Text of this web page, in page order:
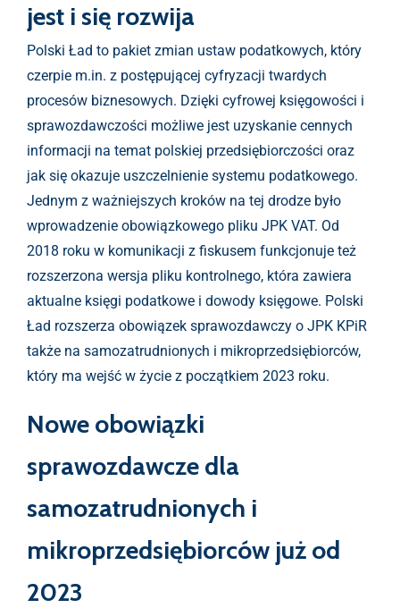
jest i się rozwija
Polski Ład to pakiet zmian ustaw podatkowych, który
czerpie m.in. z postępującej cyfryzacji twardych
procesów biznesowych. Dzięki cyfrowej księgowości i
sprawozdawczości możliwe jest uzyskanie cennych
informacji na temat polskiej przedsiębiorczości oraz
jak się okazuje uszczelnienie systemu podatkowego.
Jednym z ważniejszych kroków na tej drodze było
wprowadzenie obowiązkowego pliku JPK VAT. Od
2018 roku w komunikacji z fiskusem funkcjonuje też
rozszerzona wersja pliku kontrolnego, która zawiera
aktualne księgi podatkowe i dowody księgowe. Polski
Ład rozszerza obowiązek sprawozdawczy o JPK KPiR
także na samozatrudnionych i mikroprzedsiębiorców,
który ma wejść w życie z początkiem 2023 roku.
Nowe obowiązki
sprawozdawcze dla
samozatrudnionych i
mikroprzedsiębiorców już od
2023